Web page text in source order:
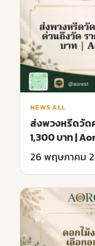
NEWS ALL
ส่งพวงหรีดวัด
1,300 บาท |
26 พฤษภาคม